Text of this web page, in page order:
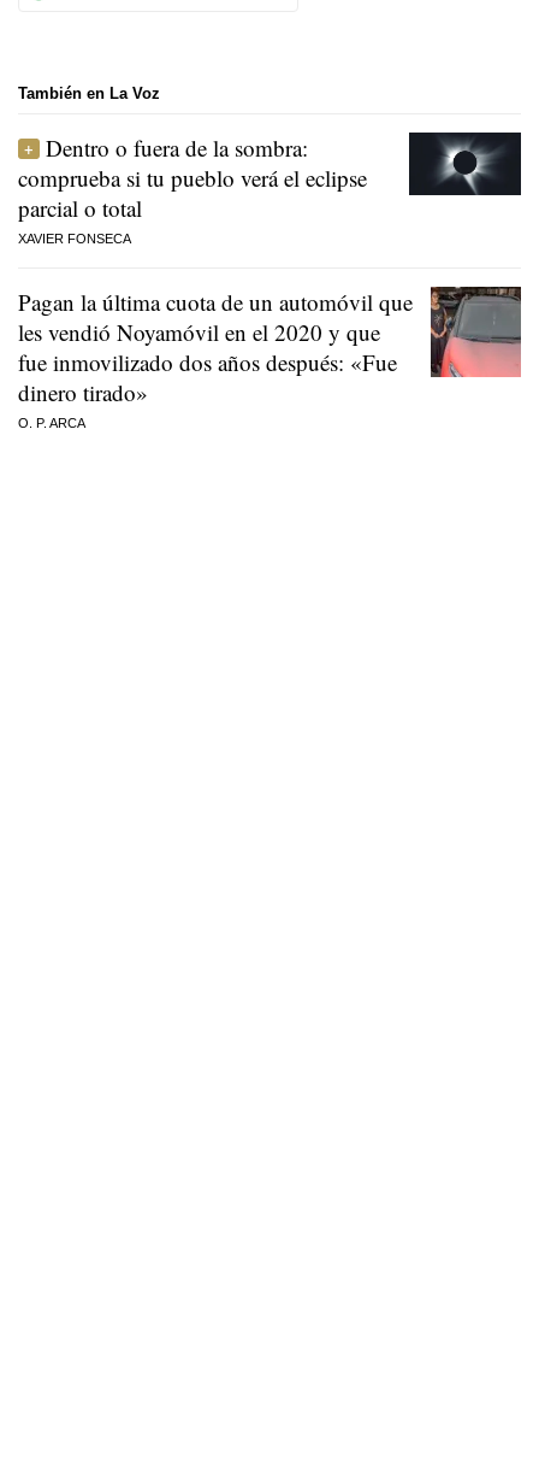
También en La Voz
Dentro o fuera de la sombra:
comprueba si tu pueblo verá el eclipse
parcial o total
XAVIER FONSECA
Pagan la última cuota de un automóvil que
les vendió Noyamóvil en el 2020 y que
fue inmovilizado dos años después: «Fue
dinero tirado»
O. P. ARCA